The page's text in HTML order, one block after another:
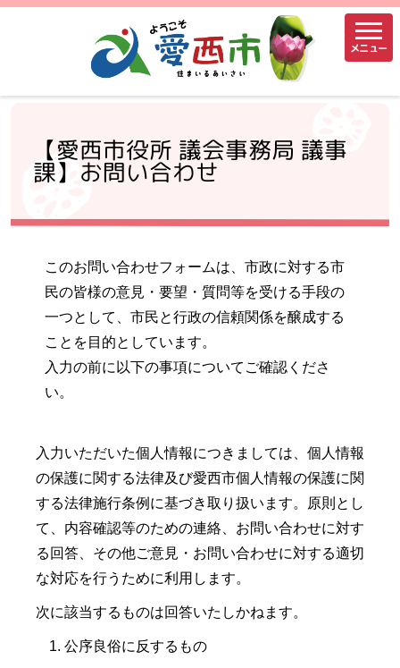
メニュー
【愛西市役所 議会事務局 議事
課】お問い合わせ
このお問い合わせフォームは、市政に対する市
民の皆様の意見・要望・質問等を受ける手段の
一つとして、市民と行政の信頼関係を醸成する
ことを目的としています。
入力の前に以下の事項についてご確認くださ
い。
入力いただいた個人情報につきましては、個人情報
の保護に関する法律及び愛西市個人情報の保護に関
する法律施行条例に基づき取り扱います。原則とし
て、内容確認等のための連絡、お問い合わせに対す
る回答、その他ご意見・お問い合わせに対する適切
な対応を行うために利用します。
次に該当するものは回答いたしかねます。
公序良俗に反するもの